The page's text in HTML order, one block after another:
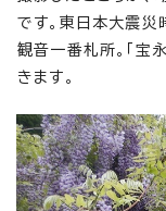
です。東日本大震災
観音一番札所。「宝
きます。